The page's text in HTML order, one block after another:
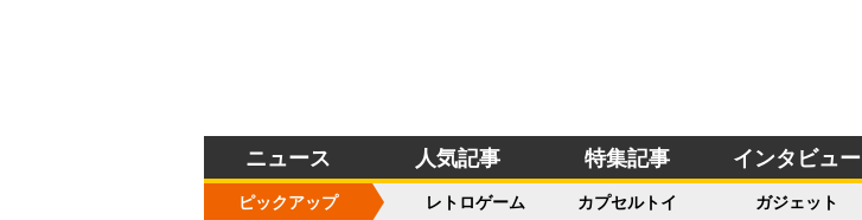
ニュース 人気記事 特集記事 インタビュー
ピックアップ レトロゲーム カプセルトイ ガジェット